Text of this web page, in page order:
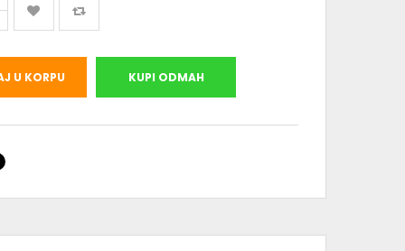
U KORPU KUPI ODMAH